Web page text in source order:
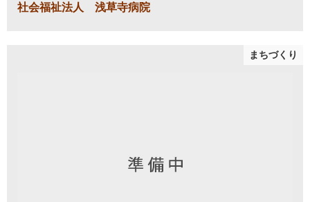
社会福祉法人 浅草寺病院
まちづくり